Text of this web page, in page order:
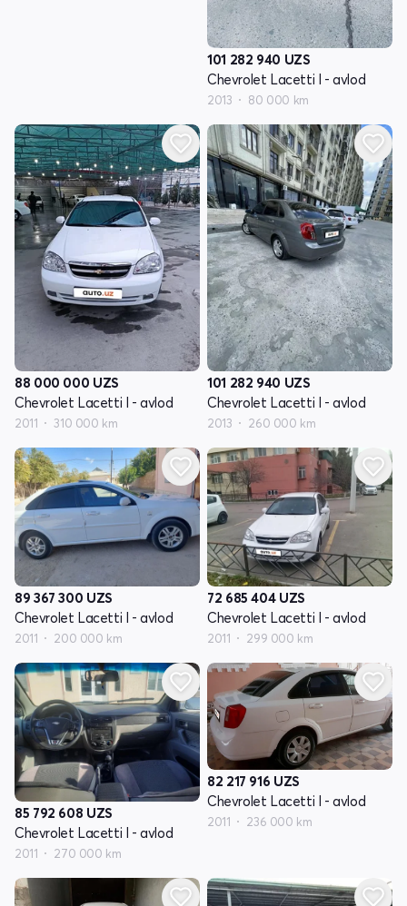
101 282 940 UZS
Chevrolet Lacetti I - avlod
2013 80 000 km
88 000 000 UZS
Chevrolet Lacetti I - avlod
2011 310 000 km
101 282 940 UZS
Chevrolet Lacetti I - avlod
2013 260 000 km
89 367 300 UZS
Chevrolet Lacetti I - avlod
2011 200 000 km
72 685 404 UZS
Chevrolet Lacetti I - avlod
2011 299 000 km
85 792 608 UZS
Chevrolet Lacetti I - avlod
2011 270 000 km
82 217 916 UZS
Chevrolet Lacetti I - avlod
2011 236 000 km